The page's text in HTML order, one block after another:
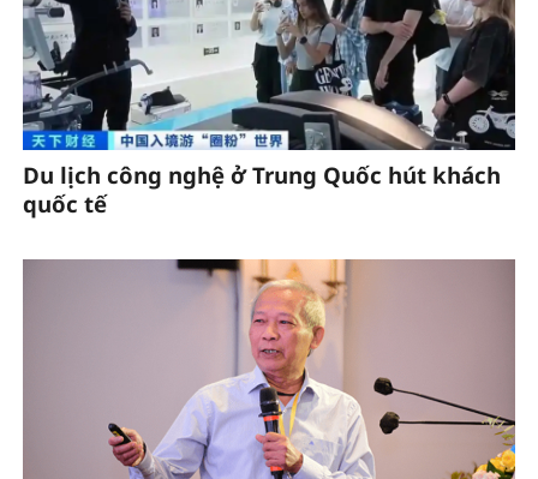
Du lịch công nghệ ở Trung Quốc hút khách
quốc tế